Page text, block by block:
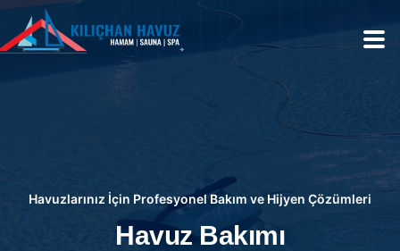
Havuzlarınız İçin Profesyonel Bakım ve Hijyen Çözümleri
Havuz Bakımı